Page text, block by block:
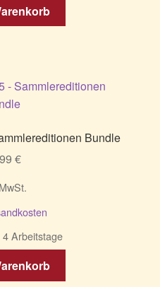
Bundle
€
4 Arbeitstage